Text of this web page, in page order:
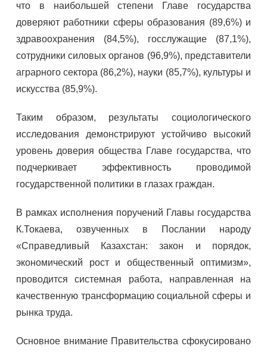
что в наибольшей степени Главе государства
доверяют работники сферы образования (89,6%) и
здравоохранения (84,5%), госслужащие (87,1%),
сотрудники силовых органов (96,9%), представители
аграрного сектора (86,2%), науки (85,7%), культуры и
искусства (85,9%).
Таким образом, результаты социологического
исследования демонстрируют устойчиво высокий
уровень доверия общества Главе государства, что
подчеркивает эффективность проводимой
государственной политики в глазах граждан.
В рамках исполнения поручений Главы государства
К.Токаева, озвученных в Послании народу
«Справедливый Казахстан: закон и порядок,
экономический рост и общественный оптимизм»,
проводится системная работа, направленная на
качественную трансформацию социальной сферы и
рынка труда.
Основное внимание Правительства сфокусировано